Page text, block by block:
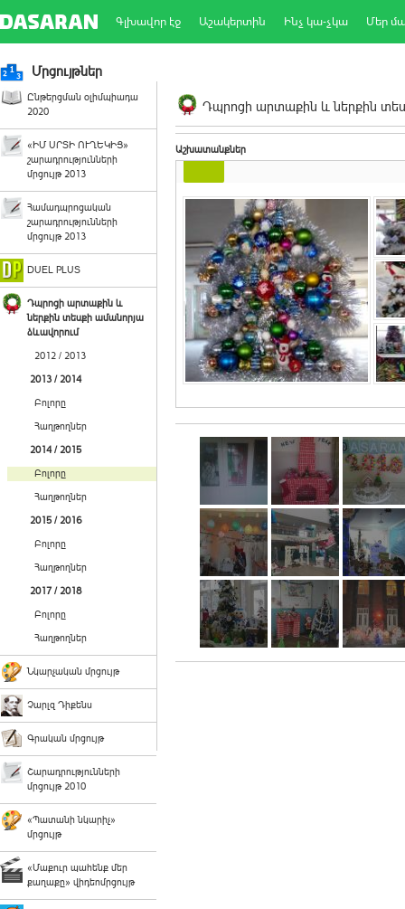
Գլխավոր էջ Աշակերտին Ինչ կա-չկա Մեր
Մրցույթներ
Ընթերցման օլիմպիադա
2020
«ԻՄ ՍՐՏԻ ՈՒՂԵԿԻՑ»
շարադրությունների
մրցույթ 2013
Համադպրոցական
շարադրությունների
մրցույթ 2013
DUEL PLUS
Դպրոցի արտաքին և
ներքին տեսքի ամանորյա
ձևավորում
2012 / 2013
2013 / 2014
Բոլորը
Հաղթողներ
2014 / 2015
Բոլորը
Հաղթողներ
2015 / 2016
Բոլորը
Հաղթողներ
2017 / 2018
Բոլորը
Հաղթողներ
Նկարչական մրցույթ
Չարլզ Դիքենս
Գրական մրցույթ
Շարադրությունների
մրցույթ 2010
«Պատանի նկարիչ»
մրցույթ
«Մաքուր պահենք մեր
քաղաքը» վիդեոմրցույթ
Դպրոցի արտաքին և ներքին
Աշխատանքներ